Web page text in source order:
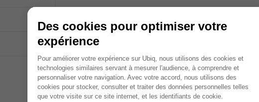
0 €
Fibre
Des cookies pour optimiser votre
expérience
Plateforme de Gestion du
Pour améliorer votre expérience sur Ubiq, nous utilisons des cookies et
technologies similaires servant à mesurer l'audience, à comprendre et
personnaliser votre navigation. Avec votre accord, nous utilisons des
cookies pour stocker, consulter et traiter des données personnelles telles
que votre visite sur ce site internet, et les identifiants de cookie.
Axeptio consent